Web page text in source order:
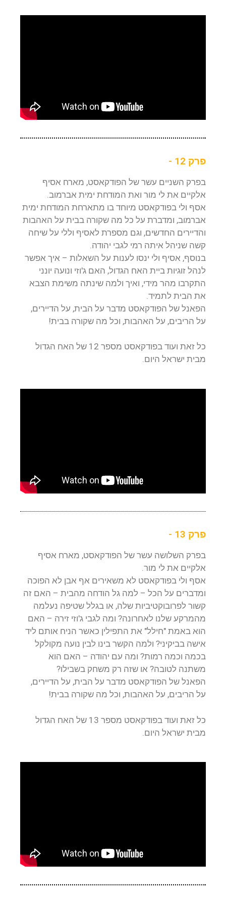
פרק 12 -
בפרק השניים עשר של הפודקאסט, מארח אסיף
אלקיים את לי מור ואת המודחת ימית אברמוב.
אסף ולי בפודקאסט מיוחד בו מתארחת המודחת ימית
אברמוב, ומדברת על כל מה שקורה בבית על האהבות
והדיירים החדשים, וגם מספרת לאסיף וללי על שיחה
קשה שניהל איתה רמי לגבי יהודה.
בנוסף, אסיף ולי ינסו לענות על השאלות – איך אפשר
לנהל זוגיות ביית האח הגדול, האם ג'וזי ונועה יונני
התקרבו מהר מידי, ואיך ולמה שינתה משימת הצבא
את הבית לתמיד.
הפאנל של הפודקאסט מדבר על הבית, על הדיירים,
על הריבים, על האהבות, וכל מה שקורה בבית!
כל זאת ועוד בפודקאסט מספר 12 של האח הגדול
מבית ישראל היום.
פרק 13 -
בפרק השלושה עשר של הפודקאסט, מארח אסיף
אלקיים את לי מור.
אסף ולי בפודקאסט לא משאירים אף אבן לא הפוכה
ומדברים על הכל – למה גל הודחה מהבית – האם זה
קשור לפרובוקטיביות שלה, או בגלל שטיפה נעלמה
מהמרקע שלנו לאחרונה? ומה לגבי ג'וזי זירה – האם
הוא באמת "חילל" את התפילין כאשר הניח אותם ליד
אישה בביקיני? ולמה הקשר בינו לבין נועה מקולקל
בכמה וכמה רמות? ומה עם יהודה – האם הוא
משתנה לטובה? או שזה רק משחק בשבילו?
הפאנל של הפודקאסט מדבר על הבית, על הדיירים,
על הריבים, על האהבות, וכל מה שקורה בבית!
כל זאת ועוד בפודקאסט מספר 13 של האח הגדול
מבית ישראל היום.